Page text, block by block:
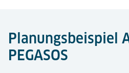
Planungsbeispiel
PEGASOS